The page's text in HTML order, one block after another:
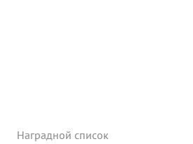
Наградной список